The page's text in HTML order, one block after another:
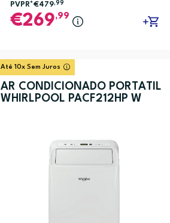
PVPR*€479,99
269,99
Até 10x Sem Juros
AR CONDICIONADO PORTÁTIL
WHIRLPOOL PACF212HP W